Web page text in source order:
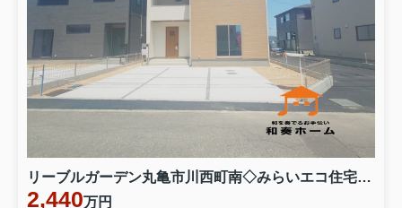
リーブルガーデン丸亀市川西町南◇みらいエコ住宅補助金対象のお得な長期優良住宅です。 ３号棟
2,440万円